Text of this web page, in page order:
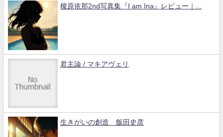
榎原依那2nd写真集『I am Ina』レビュー｜...
君主論 / マキアヴェリ
生きがいの創造 飯田史彦